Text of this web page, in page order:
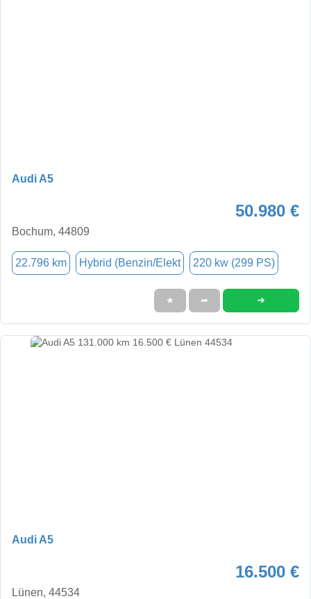
Audi A5
50.980 €
Bochum, 44809
22.796 km Hybrid (Benzin/Elekt 220 kw (299 PS)
★ ➦ ➜
Audi A5
16.500 €
Lünen, 44534